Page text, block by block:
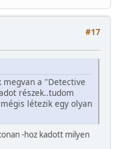
#17
megvan a "Detective
részek..tudom
létezik egy olyan
-hoz kadott milyen